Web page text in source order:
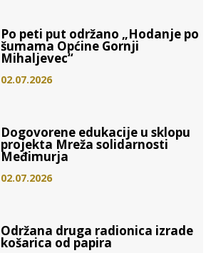
Po peti put održano „Hodanje po
šumama Općine Gornji
Mihaljevec“
02.07.2026
Dogovorene edukacije u sklopu
projekta Mreža solidarnosti
Međimurja
02.07.2026
Održana druga radionica izrade
košarica od papira